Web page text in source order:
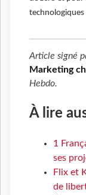
Article signé
Marketing
Hebdo.
À lire
1
ses
Flix et
de